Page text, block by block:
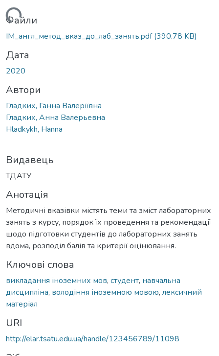
Файли
ІМ_англ_метод_вказ_до_лаб_занять.pdf(390.78 KB)
Дата
2020
Автори
Гладких, Ганна Валеріївна
Гладких, Анна Валерьевна
Hladkykh, Hanna
Видавець
ТДАТУ
Анотація
Методичні вказівки містять теми та зміст лабораторних
занять з курсу, порядок їх проведення та рекомендації
щодо підготовки студентів до лабораторних занять
вдома, розподіл балів та критерії оцінювання.
Ключові слова
викладання іноземних мов, студент, навчальна
дисципліна, володіння іноземною мовою, лексичний
матеріал
URI
http://elar.tsatu.edu.ua/handle/123456789/11098